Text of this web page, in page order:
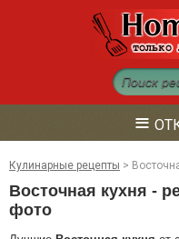
≡
Кулинарные рецепты >
Восточная кухня -
фото